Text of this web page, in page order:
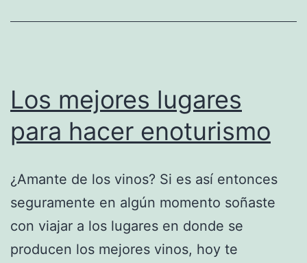
Los mejores lugares
para hacer enoturismo
¿Amante de los vinos? Si es así entonces
seguramente en algún momento soñaste
con viajar a los lugares en donde se
producen los mejores vinos, hoy te